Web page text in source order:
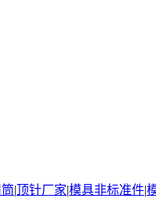
|顶针厂家|模具非标准件|